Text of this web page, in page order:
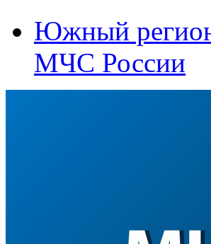
Южный
МЧС России